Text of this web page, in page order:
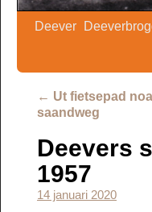
Deever
← Ut fietsepad
saandweg
Deevers
1957
14 januari 2020